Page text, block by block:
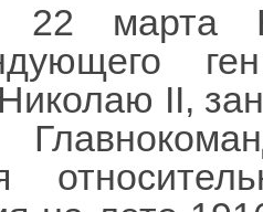
22 марта
II,